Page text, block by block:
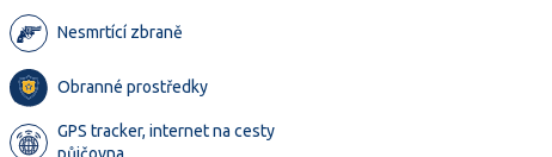
Nesmrtící zbraně
Obranné prostředky
GPS tracker, internet na cesty